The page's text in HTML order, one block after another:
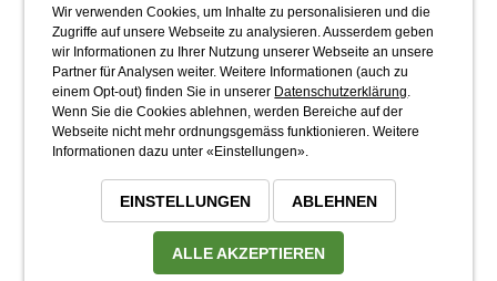
Wir verwenden Cookies, um Inhalte zu personalisieren und die
Zugriffe auf unsere Webseite zu analysieren. Ausserdem geben
wir Informationen zu Ihrer Nutzung unserer Webseite an unsere
Partner für Analysen weiter. Weitere Informationen (auch zu
einem Opt-out) finden Sie in unserer Datenschutzerklärung
Wenn Sie die Cookies ablehnen, werden Bereiche auf der
Webseite nicht mehr ordnungsgemäss funktionieren. Weitere
Informationen dazu unter «Einstellungen».
EINSTELLUNGEN ABLEHNEN
ALLE AKZEPTIEREN